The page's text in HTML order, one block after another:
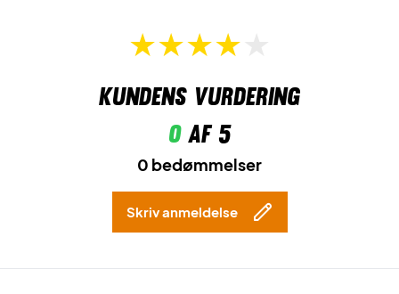
Kundens vurdering
0af 5
0 bedømmelser
Skriv anmeldelse